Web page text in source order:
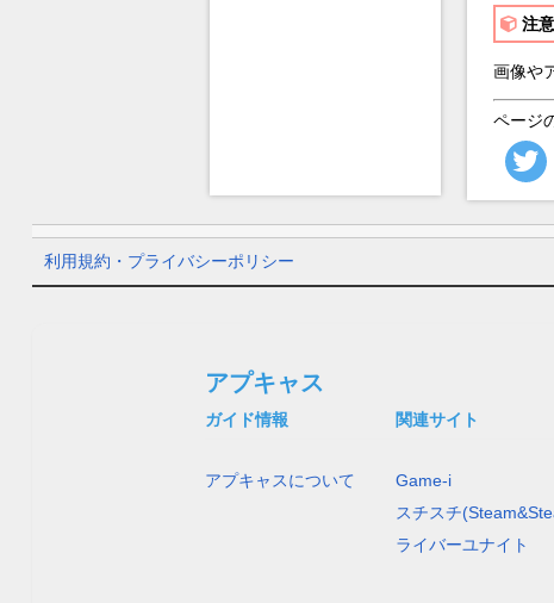
注
画像や
ページ
利用規約・プライバシーポリシー
アプキャス
ガイド情報
アプキャスについて
関連サイト
Game-i
スチスチ
ライバーユナイト